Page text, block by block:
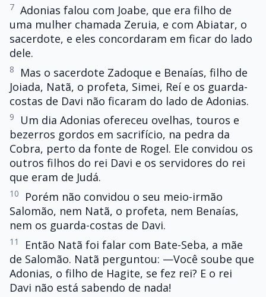
7 Adonias falou com Joabe, que era filho de
uma mulher chamada Zeruia, e com Abiatar, o
sacerdote, e eles concordaram em ficar do lado
dele.
8
Mas o sacerdote Zadoque e Benaías, filho de
Joiada, Natã, o profeta, Simei, Reí e os guarda-
costas de Davi não ficaram do lado de Adonias.
9
Um dia Adonias ofereceu ovelhas, touros e
bezerros gordos em sacrifício, na pedra da
Cobra, perto da fonte de Rogel. Ele convidou os
outros filhos do rei Davi e os servidores do rei
que eram de Judá.
10
Porém não convidou o seu meio-irmão
Salomão, nem Natã, o profeta, nem Benaías,
nem os guarda-costas de Davi.
11
Então Natã foi falar com Bate-Seba, a mãe
de Salomão. Natã perguntou: —Você soube que
Adonias, o filho de Hagite, se fez rei? E o rei
Davi não está sabendo de nada!